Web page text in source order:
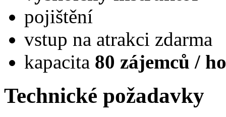
pojištění
vstup na atrakci zdarma
kapacita 80 zájemců /
Technické požadavky